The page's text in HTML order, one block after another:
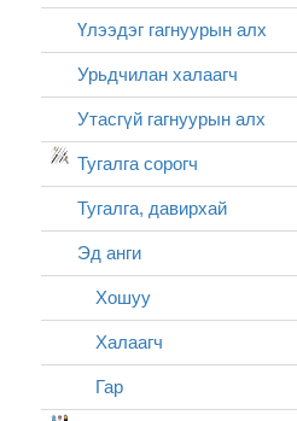
Үлээдэг гагнуурын алх
Урьдчилан халаагч
Утасгүй гагнуурын алх
Тугалга сорогч
Тугалга, давирхай
Эд анги
Хошуу
Халаагч
Гар